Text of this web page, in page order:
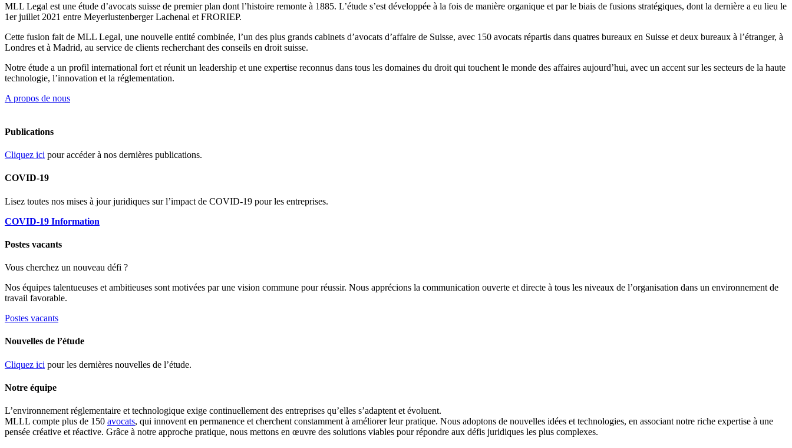
MLL Legal est une étude d’avocats suisse de premier plan dont l’histoire remonte à 1885. L’étude s’est développée à la fois de manière organique et par le biais de fusions stratégiques, dont la dernière a eu lieu le
1er juillet 2021 entre Meyerlustenberger Lachenal et FRORIEP.
Cette fusion fait de MLL Legal, une nouvelle entité combinée, l’un des plus grands cabinets d’avocats d’affaire de Suisse, avec 150 avocats répartis dans quatres bureaux en Suisse et deux bureaux à l’étranger, à
Londres et à Madrid, au service de clients recherchant des conseils en droit suisse.
Notre étude a un profil international fort et réunit un leadership et une expertise reconnus dans tous les domaines du droit qui touchent le monde des affaires aujourd’hui, avec un accent sur les secteurs de la haute
technologie, l’innovation et la réglementation.
A propos de nous
Publications
Cliquez ici pour accéder à nos dernières publications.
COVID-19
Lisez toutes nos mises à jour juridiques sur l’impact de COVID-19 pour les entreprises.
COVID-19 Information
Postes vacants
Vous cherchez un nouveau défi ?
Nos équipes talentueuses et ambitieuses sont motivées par une vision commune pour réussir. Nous apprécions la communication ouverte et directe à tous les niveaux de l’organisation dans un environnement de
travail favorable.
Postes vacants
Nouvelles de l’étude
Cliquez ici pour les dernières nouvelles de l’étude.
Notre équipe
L’environnement réglementaire et technologique exige continuellement des entreprises qu’elles s’adaptent et évoluent.
MLLL compte plus de 150 avocats, qui innovent en permanence et cherchent constamment à améliorer leur pratique. Nous adoptons de nouvelles idées et technologies, en associant notre riche expertise à une
pensée créative et réactive. Grâce à notre approche pratique, nous mettons en œuvre des solutions viables pour répondre aux défis juridiques les plus complexes.